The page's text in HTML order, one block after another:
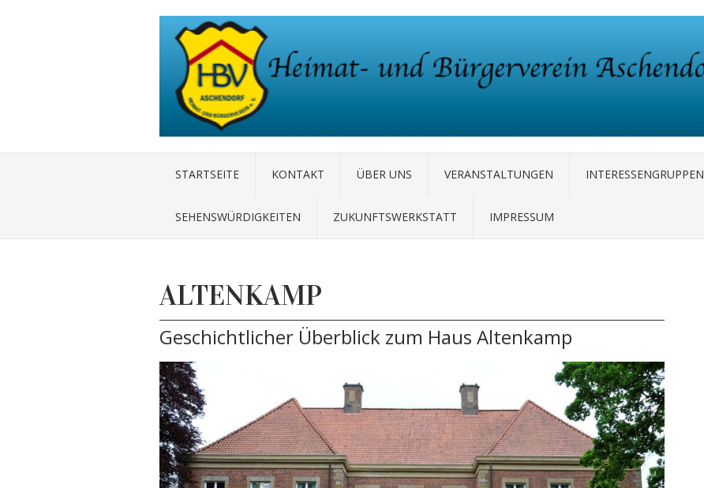
STARTSEITE KONTAKT ÜBER UNS VERANSTALTUNGEN INTERESSENGRUPPEN
SEHENSWÜRDIGKEITEN ZUKUNFTSWERKSTATT IMPRESSUM
ALTENKAMP
Geschichtlicher Überblick zum Haus Altenkamp